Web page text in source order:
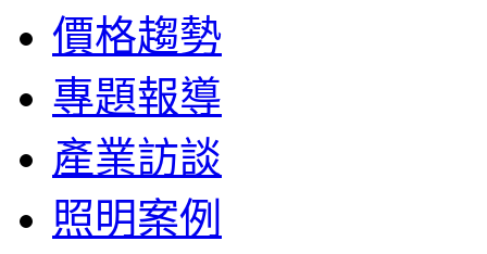
價格趨勢
專題報導
產業訪談
照明案例